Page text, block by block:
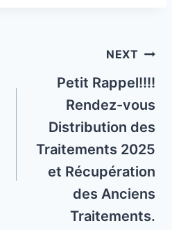
NEXT
Petit Rappel!!!!
Rendez-vous
Distribution des
Traitements 2025
et Récupération
des Anciens
Traitements.